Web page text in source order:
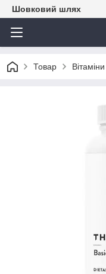
Шовковий шлях
Товар